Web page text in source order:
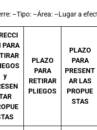
–Tipo: –Área: –Lugar a
PARA
y
PLAZO
PARA
RETIRAR
PLIEGOS
PLAZO
PARA
PRESENT
AR LAS
PROPUE
STAS